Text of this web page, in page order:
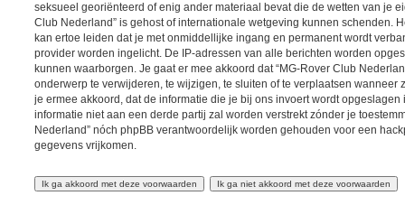
seksueel georiënteerd of enig ander materiaal bevat die de wetten van je
Club Nederland” is gehost of internationale wetgeving kunnen schenden.
kan ertoe leiden dat je met onmiddellijke ingang en permanent wordt
provider worden ingelicht. De IP-adressen van alle berichten worden
kunnen waarborgen. Je gaat er mee akkoord dat “MG-Rover Club
onderwerp te verwijderen, te wijzigen, te sluiten of te verplaatsen wanneer
je ermee akkoord, dat de informatie die je bij ons invoert wordt
informatie niet aan een derde partij zal worden verstrekt zónder je
Nederland” nóch phpBB verantwoordelijk worden gehouden voor een
gegevens vrijkomen.